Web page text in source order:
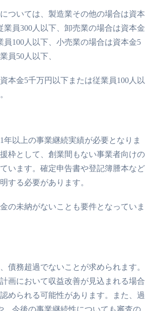
ついては、製造業その他の場合は資本
業員300人以下、卸売業の場合は資本金
員100人以下、小売業の場合は資本金5
員50人以下、
本金5千万円以下または従業員100人以
年以上の事業継続実績が必要となりま
枠として、創業間もない事業者向けの
います。確定申告書や登記簿謄本など
する必要があります。
の未納がないことも要件となっていま
債務超過でないことが求められます。
画において収益改善が見込まれる場合
められる可能性があります。また、過
、今後の事業継続性についても審査の